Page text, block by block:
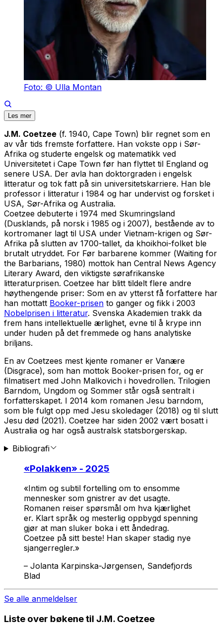
Foto: © Ulla Montan
Les mer
J.M. Coetzee (f. 1940, Cape Town) blir regnet som en
av vår tids fremste forfattere. Han vokste opp i Sør-
Afrika og studerte engelsk og matematikk ved
Universitetet i Cape Town før han flyttet til England og
senere USA. Der avla han doktorgraden i engelsk
litteratur og tok fatt på sin universitetskarriere. Han ble
professor i litteratur i 1984 og har undervist og forsket i
USA, Sør-Afrika og Australia.
Coetzee debuterte i 1974 med Skumringsland
(Dusklands, på norsk i 1985 og i 2007), bestående av to
kortromaner lagt til USA under Vietnam-krigen og Sør-
Afrika på slutten av 1700-tallet, da khoikhoi-folket ble
brutalt utryddet. For Før barbarene kommer (Waiting for
the Barbarians, 1980) mottok han Central News Agency
Literary Award, den viktigste sørafrikanske
litteraturprisen. Coetzee har blitt tildelt flere andre
høythengende priser: Som en av ytterst få forfattere har
han mottatt Booker-prisen to ganger og fikk i 2003
Nobelprisen i litteratur. Svenska Akademien trakk da
frem hans intellektuelle ærlighet, evne til å krype inn
under huden på det fremmede og hans analytiske
briljans.
En av Coetzees mest kjente romaner er Vanære
(Disgrace), som han mottok Booker-prisen for, og er
filmatisert med John Malkovich i hovedrollen. Trilogien
Barndom, Ungdom og Sommer står også sentralt i
forfatterskapet. I 2014 kom romanen Jesu barndom,
som ble fulgt opp med Jesu skoledager (2018) og til slutt
Jesu død (2021). Coetzee har siden 2002 vært bosatt i
Australia og har også australsk statsborgerskap.
Bibliografi
«Polakken» - 2025
«Intim og subtil fortelling om to ensomme
mennesker som gnistrer av det usagte.
Romanen reiser spørsmål om hva kjærlighet
er. Klart språk og mesterlig oppbygd spenning
gjør at man sluker boka i ett åndedrag.
Coetzee på sitt beste! Han skaper stadig nye
sjangerregler.»
– Jolanta Karpinska-Jørgensen, Sandefjords
Blad
Se alle anmeldelser
Liste over bøkene til J.M. Coetzee